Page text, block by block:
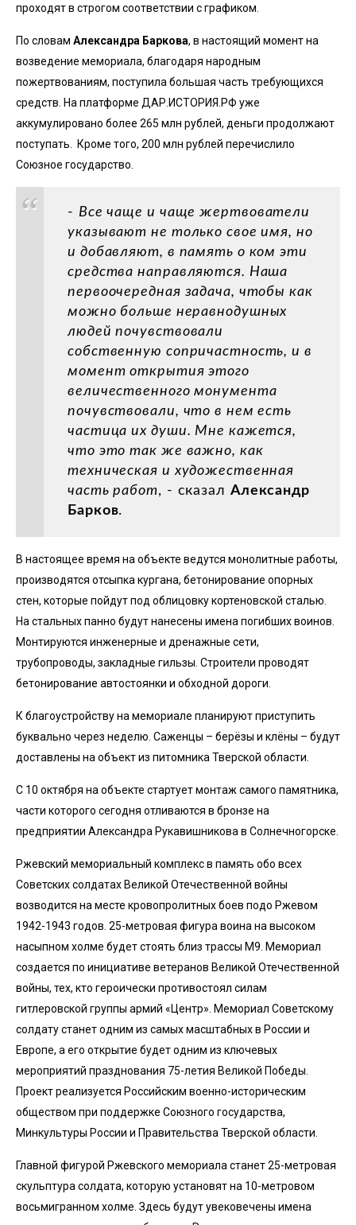
проходят в строгом соответствии с графиком.
По словам Александра Баркова, в настоящий момент на
возведение мемориала, благодаря народным
пожертвованиям, поступила большая часть требующихся
средств. На платформе ДАР.ИСТОРИЯ.РФ уже
аккумулировано более 265 млн рублей, деньги продолжают
поступать. Кроме того, 200 млн рублей перечислило
Союзное государство.
- Все чаще и чаще жертвователи
указывают не только свое имя, но
и добавляют, в память о ком эти
средства направляются. Наша
первоочередная задача, чтобы как
можно больше неравнодушных
людей почувствовали
собственную сопричастность, и в
момент открытия этого
величественного монумента
почувствовали, что в нем есть
частица их души. Мне кажется,
что это так же важно, как
техническая и художественная
часть работ, - сказал Александр
Барков.
В настоящее время на объекте ведутся монолитные работы,
производятся отсыпка кургана, бетонирование опорных
стен, которые пойдут под облицовку кортеновской сталью.
На стальных панно будут нанесены имена погибших воинов.
Монтируются инженерные и дренажные сети,
трубопроводы, закладные гильзы. Строители проводят
бетонирование автостоянки и обходной дороги.
К благоустройству на мемориале планируют приступить
буквально через неделю. Саженцы – берёзы и клёны – будут
доставлены на объект из питомника Тверской области.
С 10 октября на объекте стартует монтаж самого памятника,
части которого сегодня отливаются в бронзе на
предприятии Александра Рукавишникова в Солнечногорске.
Ржевский мемориальный комплекс в память обо всех
Советских солдатах Великой Отечественной войны
возводится на месте кровопролитных боев подо Ржевом
1942-1943 годов. 25-метровая фигура воина на высоком
насыпном холме будет стоять близ трассы М9. Мемориал
создается по инициативе ветеранов Великой Отечественной
войны, тех, кто героически противостоял силам
гитлеровской группы армий «Центр». Мемориал Советскому
солдату станет одним из самых масштабных в России и
Европе, а его открытие будет одним из ключевых
мероприятий празднования 75-летия Великой Победы.
Проект реализуется Российским военно-историческим
обществом при поддержке Союзного государства,
Минкультуры России и Правительства Тверской области.
Главной фигурой Ржевского мемориала станет 25-метровая
скульптура солдата, которую установят на 10-метровом
восьмигранном холме. Здесь будут увековечены имена